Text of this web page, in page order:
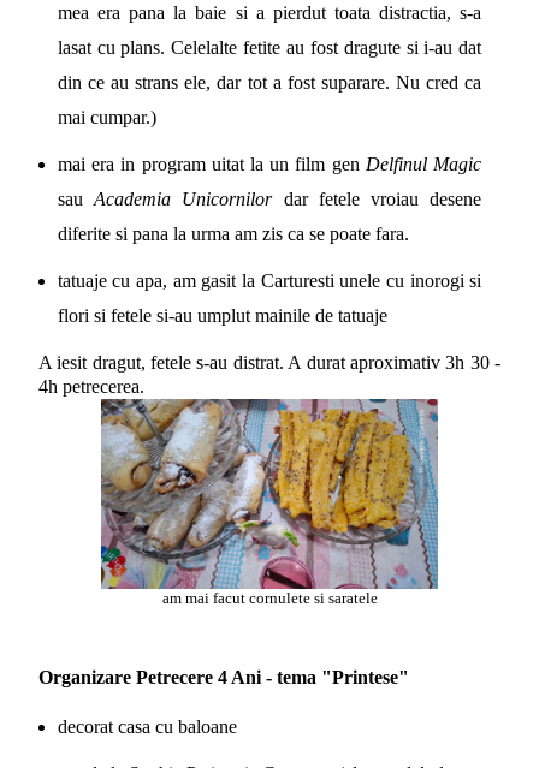
mea era pana la baie si a pierdut toata distractia, s-a
lasat cu plans. Celelalte fetite au fost dragute si i-au dat
din ce au strans ele, dar tot a fost suparare. Nu cred ca
mai cumpar.)
mai era in program uitat la un film gen Delfinul Magic
sauAcademia Unicornilordar fetele vroiau desene
diferite si pana la urma am zis ca se poate fara.
tatuaje cu apa, am gasit la Carturesti unele cu inorogi si
flori si fetele si-au umplut mainile de tatuaje
A iesit dragut, fetele s-au distrat. A durat aproximativ 3h 30 -
4h petrecerea.
am mai facut cornulete si saratele
Organizare Petrecere 4 Ani - tema "Printese"
decorat casa cu baloane